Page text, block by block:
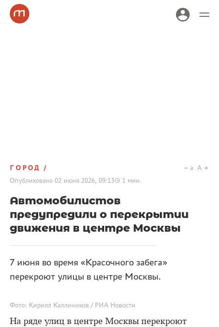
ГОРОД
Опубликовано 02 июня 2026, 09:13 1 мин.
a A
Автомобилистов
предупредили о перекрытии
движения в центре Москвы
7 июня во время «Красочного забега»
перекроют улицы в центре Москвы.
Фото: Кирилл Каллиников / РИА Новости
На ряде улиц в центре Москвы перекроют